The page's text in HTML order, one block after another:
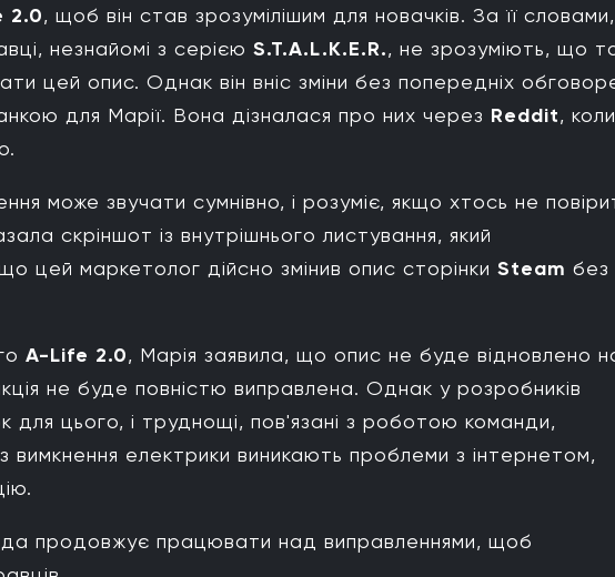
2.0, щоб він став зрозумілішим для новачків. За її словами,
незнайомі з серією S.T.A.L.K.E.R., не зрозуміють, що
цей опис. Однак він вніс зміни без попередніх
для Марії. Вона дізналася про них через Reddit, коли
може звучати сумнівно, і розуміє, якщо хтось не
скріншот із внутрішнього листування, який
цей маркетолог дійсно змінив опис сторінки Steam без
A-Life 2.0, Марія заявила, що опис не буде відновлено
не буде повністю виправлена. Однак у розробників
для цього, і труднощі, пов'язані з роботою команди,
вимкнення електрики виникають проблеми з інтернетом,
продовжує працювати над виправленнями, щоб